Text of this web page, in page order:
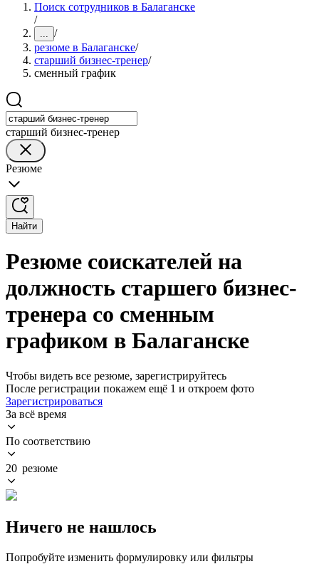
Поиск сотрудников в Балаганске
/
... /
резюме в Балаганске/
старший бизнес-тренер/
сменный график
старший бизнес-тренер
Резюме
Найти
Резюме соискателей на
должность старшего бизнес-
тренера со сменным
графиком в Балаганске
Чтобы видеть все резюме, зарегистрируйтесь
После регистрации покажем ещё 1 и откроем фото
Зарегистрироваться
За всё время
По соответствию
20 резюме
Ничего не нашлось
Попробуйте изменить формулировку или фильтры